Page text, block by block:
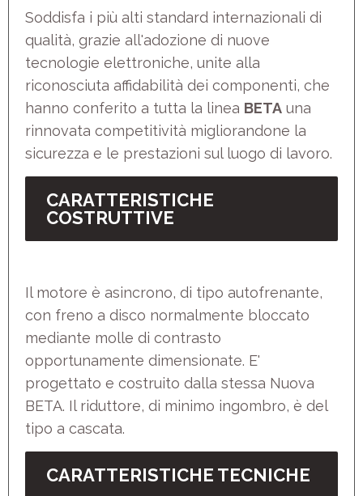
Soddisfa i più alti standard internazionali di
qualità, grazie all'adozione di nuove
tecnologie elettroniche, unite alla
riconosciuta affidabilità dei componenti, che
hanno conferito a tutta la linea BETA una
rinnovata competitività migliorandone la
sicurezza e le prestazioni sul luogo di lavoro.
CARATTERISTICHE
COSTRUTTIVE
Il motore è asincrono, di tipo autofrenante,
con freno a disco normalmente bloccato
mediante molle di contrasto
opportunamente dimensionate. E'
progettato e costruito dalla stessa Nuova
BETA. Il riduttore, di minimo ingombro, è del
tipo a cascata.
CARATTERISTICHE TECNICHE